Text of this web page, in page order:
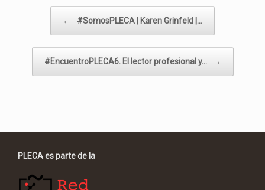
← #SomosPLECA | Karen Grinfeld |…
#EncuentroPLECA6. El lector profesional y… →
PLECA es parte de la